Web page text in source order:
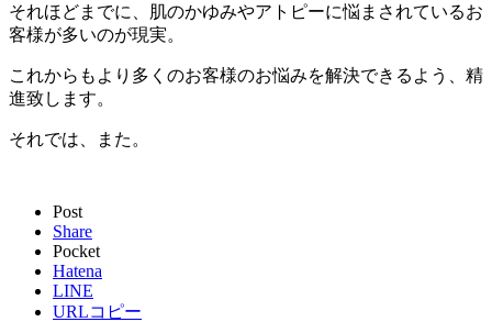
それほどまでに、肌のかゆみやアトピーに悩まされているお
客様が多いのが現実。
これからもより多くのお客様のお悩みを解決できるよう、精
進致します。
それでは、また。
Post
Share
Pocket
Hatena
LINE
URLコピー